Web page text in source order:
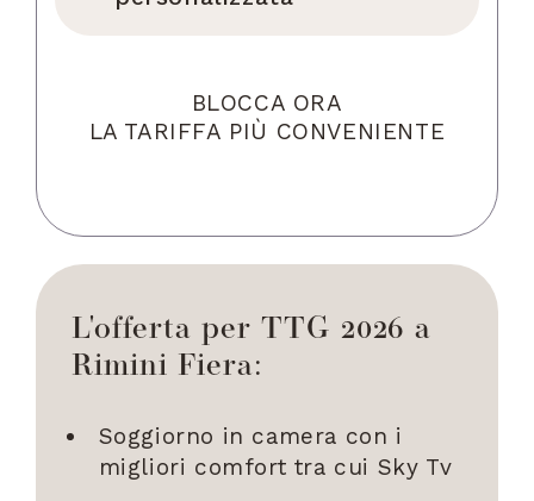
BLOCCA ORA
LA TARIFFA PIÙ CONVENIENTE
L'offerta per TTG 2026 a
Rimini Fiera:
Soggiorno in camera con i
migliori comfort tra cui Sky Tv